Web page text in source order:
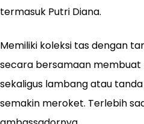
termasuk Putri Diana.
Memiliki koleksi tas dengan
secara bersamaan membuat
sekaligus lambang atau
semakin meroket. Terlebih